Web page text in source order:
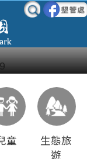
童
生態旅
遊